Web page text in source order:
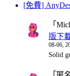
[免費]
「
版下
08-06,
Solid